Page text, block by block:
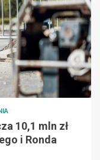
10,1 mln zł
i Ronda